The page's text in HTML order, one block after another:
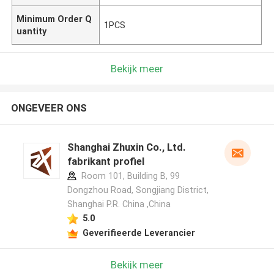
Minimum Order Q
uantity
1PCS
Bekijk meer
ONGEVEER ONS
Shanghai Zhuxin Co., Ltd.
fabrikant profiel
Room 101, Building B, 99
Dongzhou Road, Songjiang District,
Shanghai P.R. China ,China
5.0
Geverifieerde Leverancier
Bekijk meer